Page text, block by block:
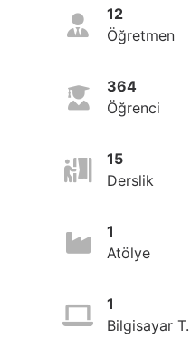
12
Öğretmen
364
Öğrenci
15
Derslik
1
Atölye
1
Bilgisayar T.